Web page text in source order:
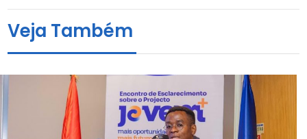
Veja Também